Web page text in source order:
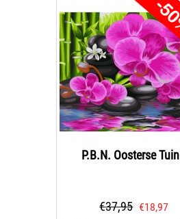
P.B.N. Oosterse Tuin
€37,95 €18,97